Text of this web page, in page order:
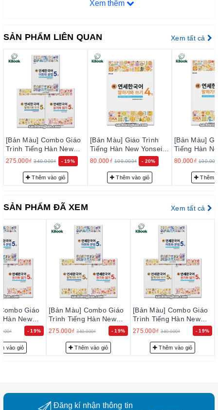
trúc ngữ pháp tiếng Hàn. Các bài tập trong cuốn sách này giúp
ƯU ĐIỂM CỦA SÁCH
Cấu trúc rõ ràng và dễ hiểu: Giáo trình New Yonsei
được chia thành các tập và mỗi tập lại được chia thành
3 cuốn, bao gồm nghe nói, đọc viết, từ vựng ngữ pháp.
Các bài học được thiết kế rõ ràng và dễ hiểu để giúp
học sinh dễ dàng tiếp cận và học tập.
Phù hợp với nhiều trình độ: Giáo trình New Yonsei có
nhiều tập, từ cơ bản đến nâng cao, phù hợp với nhiều
trình độ của học sinh. Đồng thời, giáo trình này cũng
cung cấp các tài liệu học tập cho các kỹ năng khác
nhau như kỹ năng nghe, nói, đọc và viết.
Nội dung đa dạng và thú vị: Giáo trình New Yonsei cung
cấp nhiều nội dung học tập khác nhau, từ văn phạm
sinh có thể học được nhiều chủ đề khác nhau và được
hướng dẫn cách sử dụng tiếng Hàn trong những tình
huống khác nhau.
Xem thêm
SẢN PHẨM LIÊN QUAN Xem tất cả
[Bản Màu] Combo Giáo
Trình Tiếng Hàn New
Yonsei Korean 5-1 - 새
275.000₫ 340.000₫ - 19%
Thêm vào giỏ
[Bản Màu] Giáo Trình
Tiếng Hàn New Yonsei
Korean Nói Viết 4-1 - 새
연세한국어 말하기와 쓰
기 4-1
80.000₫ 100.000₫ - 20%
Thêm vào giỏ
[Bản Màu]
Tiếng Hàn
Korean Nói
기 4-2
80.000₫
Thêm
SẢN PHẨM ĐÃ XEM Xem tất cả
- 19%
Giáo
Hàn New
5-2 - 새
vào giỏ
- 19%
[Bản Màu] Combo Giáo
Trình Tiếng Hàn New
Yonsei Korean 5-2 - 새
275.000₫ 340.000₫
Thêm vào giỏ
- 19%
[Bản Màu] Combo Giáo
Trình Tiếng Hàn New
Yonsei Korean 5-2 - 새
275.000₫ 340.000₫
Thêm vào giỏ
Đăng kí nhận thông tin